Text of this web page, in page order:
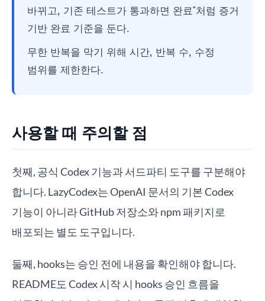
바뀌고, 기존 테스트가 통과하면 완료"처럼 증거
기반 완료 기준을 둔다.
무한 반복을 막기 위해 시간, 반복 수, 수정
범위를 제한한다.
사용할 때 주의할 점
첫째, 공식 Codex 기능과 서드파티 도구를 구분해야
합니다. LazyCodex는 OpenAI 문서의 기본 Codex
기능이 아니라 GitHub 저장소와 npm 패키지로
배포되는 별도 도구입니다.
둘째, hooks는 승인 전에 내용을 확인해야 합니다.
README도 Codex 시작 시 hooks 승인 흐름을